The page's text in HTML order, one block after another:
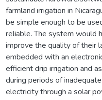
farmland irrigation in
be simple enough to be
reliable. The system would
improve the quality of their
embedded with an
efficient drip irrigation and
during periods of
electricity through a solar